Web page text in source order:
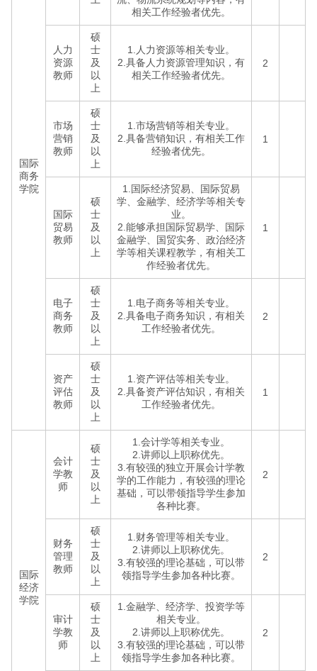
国际
商务
学院
相关工作经验者优先。
人力
资源
教师
硕
士
及
以
上
1.人力资源等相关专业。
2.具备人力资源管理知识，有
相关工作经验者优先。
2
市场
营销
教师
硕
士
及
以
上
1.市场营销等相关专业。
2.具备营销知识，有相关工作
经验者优先。
1
国际
贸易
教师
硕
士
及
以
上
1.国际经济贸易、国际贸易
学、金融学、经济学等相关专
业。
2.能够承担国际贸易学、国际
金融学、国贸实务、政治经济
学等相关课程教学，有相关工
作经验者优先。
1
电子
商务
教师
硕
士
及
以
上
1.电子商务等相关专业。
2.具备电子商务知识，有相关
工作经验者优先。
2
资产
评估
教师
硕
士
及
以
上
1.资产评估等相关专业。
2.具备资产评估知识，有相关
工作经验者优先。
1
国际
经济
学院
会计
学教
师
硕
士
及
以
上
1.会计学等相关专业。
2.讲师以上职称优先。
3.有较强的独立开展会计学教
学的工作能力，有较强的理论
基础，可以带领指导学生参加
各种比赛。
2
财务
管理
教师
硕
士
及
以
上
1.财务管理等相关专业。
2.讲师以上职称优先。
3.有较强的理论基础，可以带
领指导学生参加各种比赛。
2
审计
学教
师
硕
士
及
以
上
1.金融学、经济学、投资学等
相关专业。
2.讲师以上职称优先。
3.有较强的理论基础，可以带
领指导学生参加各种比赛。
2